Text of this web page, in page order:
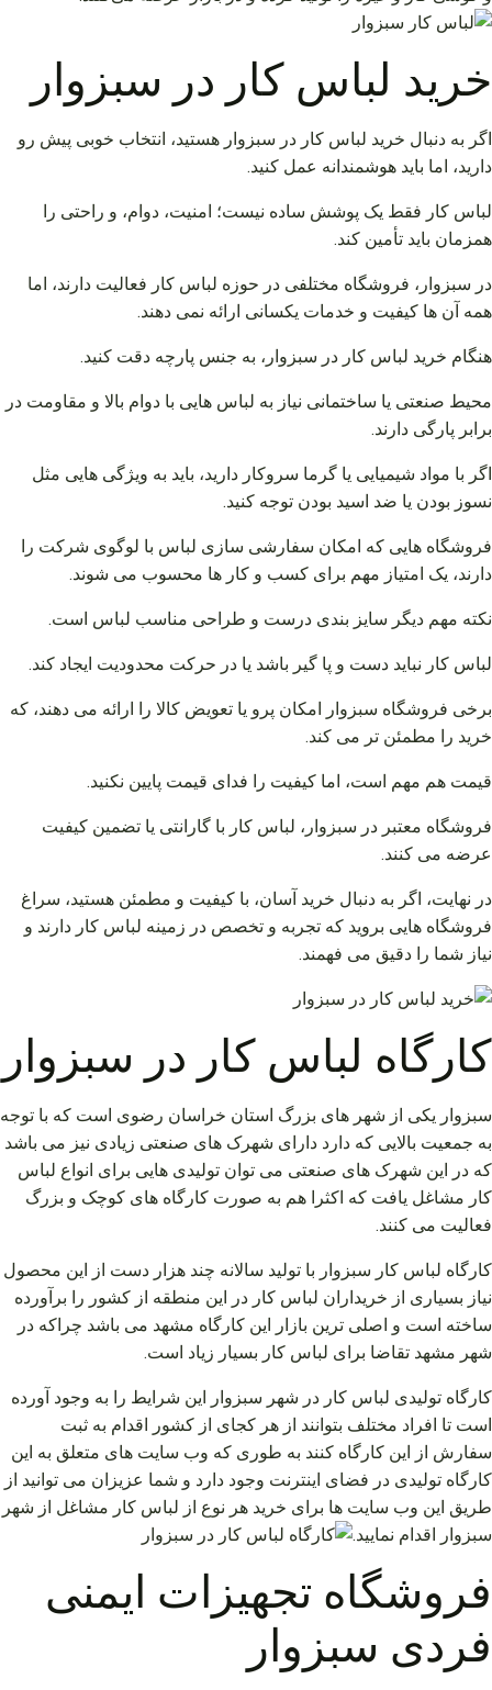
خرید لباس کار در سبزوار
اگر به دنبال خرید لباس کار در سبزوار هستید، انتخاب خوبی پیش رو
دارید، اما باید هوشمندانه عمل کنید.
لباس کار فقط یک پوشش ساده نیست؛ امنیت، دوام، و راحتی را
همزمان باید تأمین کند.
در سبزوار، فروشگاه مختلفی در حوزه لباس کار فعالیت دارند، اما
همه آن ها کیفیت و خدمات یکسانی ارائه نمی‌ دهند.
هنگام خرید لباس کار در سبزوار، به جنس پارچه دقت کنید.
محیط صنعتی یا ساختمانی نیاز به لباس هایی با دوام بالا و مقاومت در
برابر پارگی دارند.
اگر با مواد شیمیایی یا گرما سروکار دارید، باید به ویژگی هایی مثل
نسوز بودن یا ضد اسید بودن توجه کنید.
فروشگاه هایی که امکان سفارشی سازی لباس با لوگوی شرکت را
دارند، یک امتیاز مهم برای کسب و کار ها محسوب می شوند.
نکته مهم دیگر سایز بندی درست و طراحی مناسب لباس است.
لباس کار نباید دست و پا گیر باشد یا در حرکت محدودیت ایجاد کند.
برخی فروشگاه سبزوار امکان پرو یا تعویض کالا را ارائه می دهند، که
خرید را مطمئن تر می کند.
قیمت هم مهم است، اما کیفیت را فدای قیمت پایین نکنید.
فروشگاه معتبر در سبزوار، لباس کار با گارانتی یا تضمین کیفیت
عرضه می کنند.
در نهایت، اگر به دنبال خرید آسان، با کیفیت و مطمئن هستید، سراغ
فروشگاه هایی بروید که تجربه و تخصص در زمینه لباس کار دارند و
نیاز شما را دقیق می فهمند.
کارگاه لباس کار در سبزوار
سبزوار یکی از شهر های بزرگ استان خراسان رضوی است که با توجه
به جمعیت بالایی که دارد دارای شهرک های صنعتی زیادی نیز می باشد
که در این شهرک های صنعتی می توان تولیدی هایی برای انواع لباس
کار مشاغل یافت که اکثرا هم به صورت کارگاه های کوچک و بزرگ
فعالیت می کنند.
کارگاه لباس کار سبزوار با تولید سالانه چند هزار دست از این محصول
نیاز بسیاری از خریداران لباس کار در این منطقه از کشور را برآورده
ساخته است و اصلی ترین بازار این کارگاه مشهد می باشد چراکه در
شهر مشهد تقاضا برای لباس کار بسیار زیاد است.
کارگاه تولیدی لباس کار در شهر سبزوار این شرایط را به وجود آورده
است تا افراد مختلف بتوانند از هر کجای از کشور اقدام به ثبت
سفارش از این کارگاه کنند به طوری که وب‌ سایت‌ های متعلق به این
کارگاه تولیدی در فضای اینترنت وجود دارد و شما عزیزان می توانید از
طریق این وب سایت ها برای خرید هر نوع از لباس کار مشاغل از شهر
سبزوار اقدام نمایید.
فروشگاه تجهیزات ایمنی
فردی سبزوار